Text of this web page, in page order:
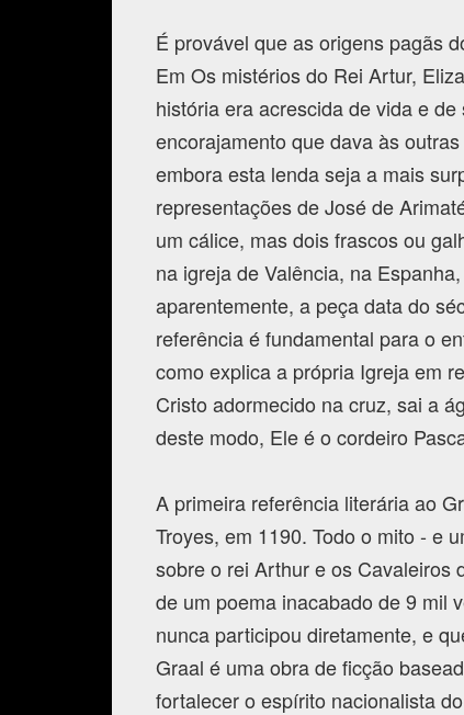
É provável que as origens pagãs
Em Os mistérios do Rei Artur,
história era acrescida de vida e
encorajamento que dava às
embora esta lenda seja a mais
representações de José de
um cálice, mas dois frascos ou
na igreja de Valência, na
aparentemente, a peça data do
referência é fundamental para o
como explica a própria Igreja em
Cristo adormecido na cruz, sai a
deste modo, Ele é o cordeiro
A primeira referência literária ao
Troyes, em 1190. Todo o mito - e
sobre o rei Arthur e os Cavaleiros
de um poema inacabado de 9 mil
nunca participou diretamente, e
Graal é uma obra de ficção
fortalecer o espírito nacionalista